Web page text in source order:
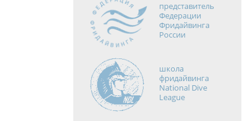
представитель
Федерации
Фридайвинга
России
школа
фридайвинга
National Dive
League